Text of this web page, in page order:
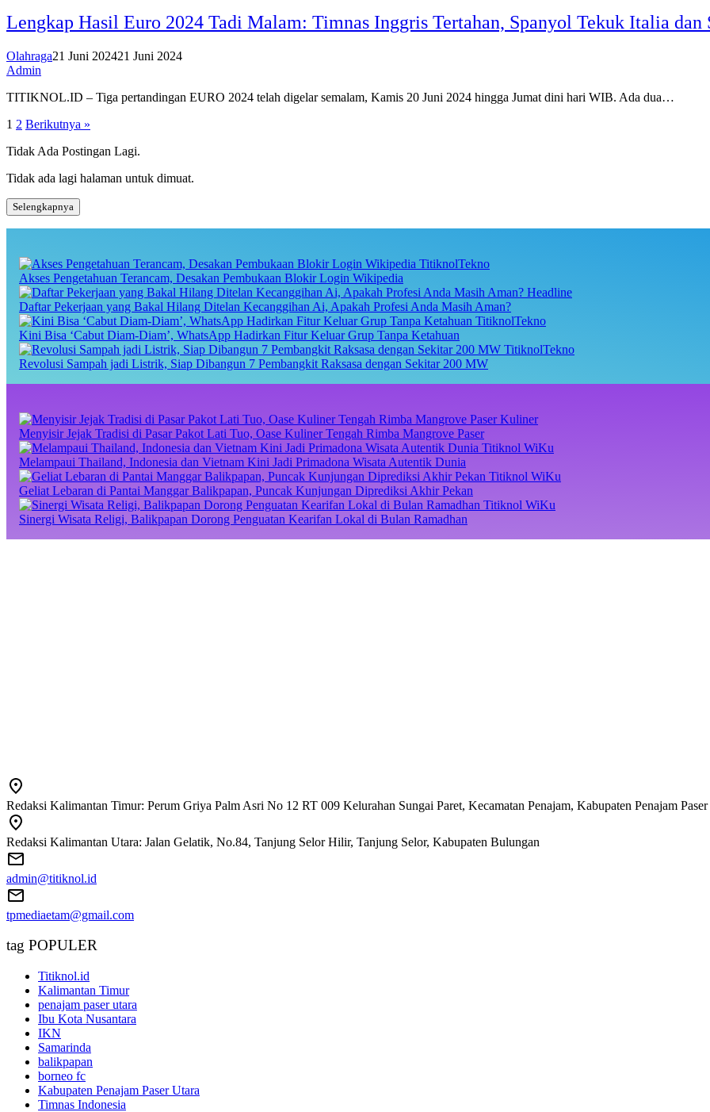
Lengkap Hasil Euro 2024 Tadi Malam: Timnas Inggris Tertahan, Spanyol Tekuk Italia dan
Olahraga21 Juni 202421 Juni 2024
Admin
TITIKNOL.ID – Tiga pertandingan EURO 2024 telah digelar semalam, Kamis 20 Juni 2024 hingga Jumat dini hari WIB. Ada dua…
Paginasi
pos
1 2 Berikutnya »
Tidak Ada Postingan Lagi.
Tidak ada lagi halaman untuk dimuat.
Selengkapnya
TitiknolTekno
Akses Pengetahuan Terancam, Desakan Pembukaan Blokir Login Wikipedia
Headline
Daftar Pekerjaan yang Bakal Hilang Ditelan Kecanggihan Ai, Apakah Profesi Anda Masih Aman?
TitiknolTekno
Kini Bisa ‘Cabut Diam-Diam’, WhatsApp Hadirkan Fitur Keluar Grup Tanpa Ketahuan
TitiknolTekno
Revolusi Sampah jadi Listrik, Siap Dibangun 7 Pembangkit Raksasa dengan Sekitar 200 MW
Kuliner
Menyisir Jejak Tradisi di Pasar Pakot Lati Tuo, Oase Kuliner Tengah Rimba Mangrove Paser
Titiknol WiKu
Melampaui Thailand, Indonesia dan Vietnam Kini Jadi Primadona Wisata Autentik Dunia
Titiknol WiKu
Geliat Lebaran di Pantai Manggar Balikpapan, Puncak Kunjungan Diprediksi Akhir Pekan
Titiknol WiKu
Sinergi Wisata Religi, Balikpapan Dorong Penguatan Kearifan Lokal di Bulan Ramadhan
Redaksi Kalimantan Timur: Perum Griya Palm Asri No 12 RT 009 Kelurahan Sungai Paret, Kecamatan Penajam, Kabupaten Penajam Paser
Redaksi Kalimantan Utara: Jalan Gelatik, No.84, Tanjung Selor Hilir, Tanjung Selor, Kabupaten Bulungan
admin@titiknol.id
tpmediaetam@gmail.com
tag POPULER
Titiknol.id
Kalimantan Timur
penajam paser utara
Ibu Kota Nusantara
IKN
Samarinda
balikpapan
borneo fc
Kabupaten Penajam Paser Utara
Timnas Indonesia